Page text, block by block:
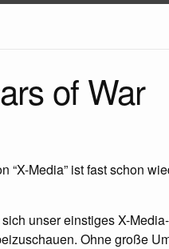
of War
“X-Media” ist fast schon
unser einstiges X-
Ohne große